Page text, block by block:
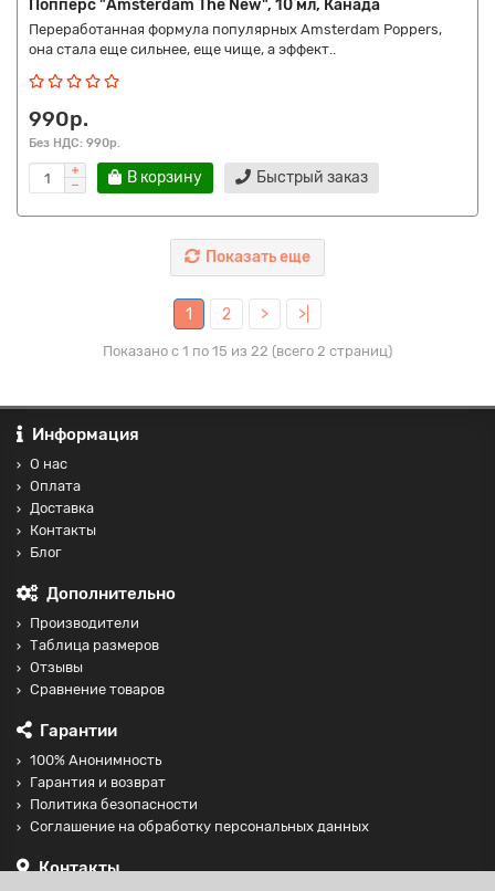
Попперс "Amsterdam The New", 10 мл, Канада
Переработанная формула популярных Amsterdam Poppers,
она стала еще сильнее, еще чище, а эффект..
990р.
Без НДС: 990р.
В корзину Быстрый заказ
Показать еще
1 2 > >|
Показано с 1 по 15 из 22 (всего 2 страниц)
Информация
О нас
Оплата
Доставка
Контакты
Блог
Дополнительно
Производители
Таблица размеров
Отзывы
Сравнение товаров
Гарантии
100% Анонимность
Гарантия и возврат
Политика безопасности
Соглашение на обработку персональных данных
Контакты